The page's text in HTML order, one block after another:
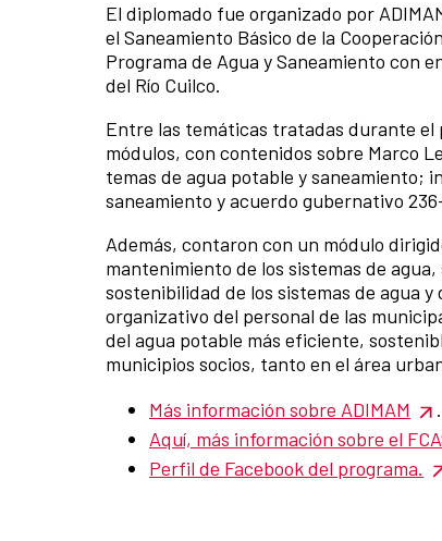
El diplomado fue organizado por
el Saneamiento Básico de la
Programa de Agua y Saneamiento con
del Río Cuilco.
Entre las temáticas tratadas durante
módulos, con contenidos sobre Marco
temas de agua potable y saneamiento;
saneamiento y acuerdo gubernativo
Además, contaron con un módulo
mantenimiento de los sistemas de
sostenibilidad de los sistemas de agua
organizativo del personal de las
del agua potable más eficiente,
municipios socios, tanto en el área
Más información sobre ADIMAM
.
Aquí, más información sobre el
Perfil de Facebook del programa.